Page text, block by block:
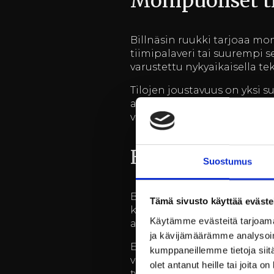
Suostumus
Tämä sivusto käyttää
Käytämme evästeitä
ja kävijämäärämme
kumppaneillemme tietoja
olet antanut heille tai joita
Billnäsin ruukki tarjoaa
tiimipalaveri tai suurempi
varustettu nykyaikaisella
Tilojen joustavuus on yksi
auditorioita, pienempiä
voidaan räätälöidä juuri
Hyvinvointi
Billnäsin ruukki tarjoaa
keskeinen tekijä, joka
aktiviteetteja ja ohjelmia,
Esimerkiksi luontopolut ja
voimme järjestää erilaisia